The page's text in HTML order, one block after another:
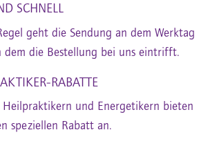
SCHNELL
geht die Sendung an dem Werktag
dem die Bestellung bei uns eintrifft.
RABATTE
und Energetikern bieten
speziellen Rabatt an.